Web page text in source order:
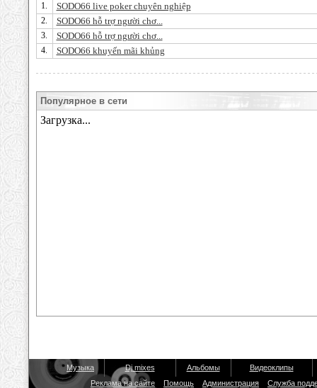
1. SODO66 live poker chuyên nghiệp
2. SODO66 hỗ trợ người chơ...
3. SODO66 hỗ trợ người chơ...
4. SODO66 khuyến mãi khủng
Популярное в сети
Музыка Dj mixes Альбомы
Видеоклипы
Реклама на сайте
Помощь Администрация Служба